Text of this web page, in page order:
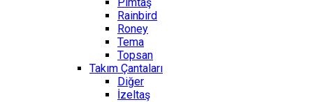
Rainbird
Roney
Tema
Topsan
Takım Çantaları
Diğer
İzeltaş